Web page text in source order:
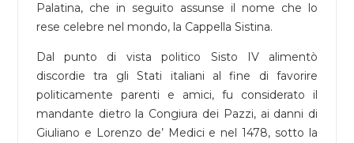
Palatina, che in seguito assunse il nome che lo
rese celebre nel mondo, la Cappella Sistina.
Dal punto di vista politico Sisto IV alimentò
discordie tra gli Stati italiani al fine di favorire
politicamente parenti e amici, fu considerato il
mandante dietro la Congiura dei Pazzi, ai danni di
Giuliano e Lorenzo de’ Medici e nel 1478, sotto la